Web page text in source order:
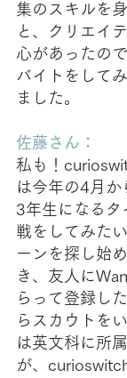
集のスキルを
と、クリエイ
心があったの
バイトをして
ました。
佐藤さん：
私も！
は今年の4月か
3年生になるタ
戦をしてみた
ーンを探し始
き、友人に
らって登録し
らスカウトを
は英文科に所
が、